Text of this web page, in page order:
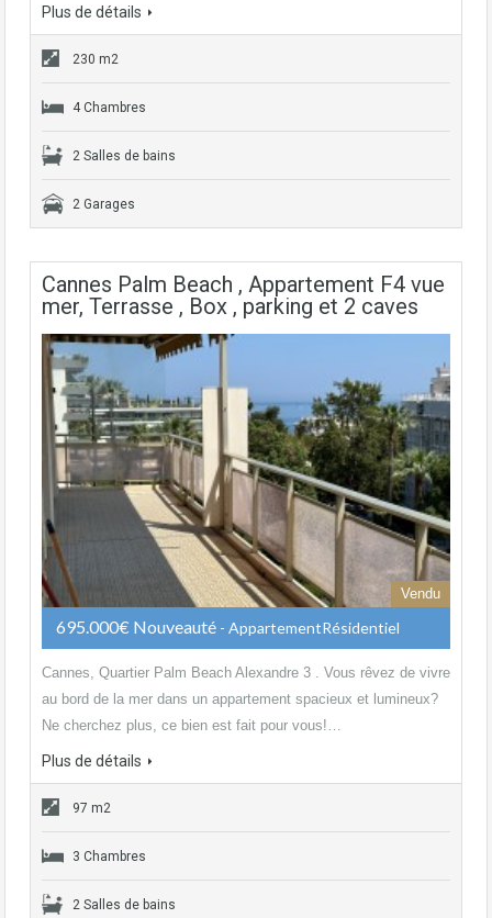
Plus de détails
230 m2
4 Chambres
2 Salles de bains
2 Garages
Cannes Palm Beach , Appartement F4 vue
mer, Terrasse , Box , parking et 2 caves
Vendu
695.000€ Nouveauté - AppartementRésidentiel
Cannes, Quartier Palm Beach Alexandre 3 . Vous rêvez de vivre
au bord de la mer dans un appartement spacieux et lumineux?
Ne cherchez plus, ce bien est fait pour vous!…
Plus de détails
97 m2
3 Chambres
2 Salles de bains